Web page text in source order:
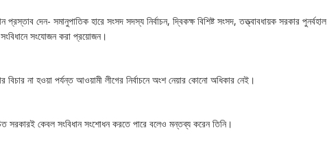
প্রস্তাব দেন- সমানুপাতিক হারে সংসদ সদস্য নির্বাচন, দ্বিকক্ষ বিশিষ্ট সংসদ, তত্ত্বাবধায়ক সরকার পুনর্বহাল
সংযোজন করা প্রয়োজন।
না হওয়া পর্যন্ত আওয়ামী লীগের নির্বাচনে অংশ নেয়ার কোনো অধিকার নেই।
সরকারই কেবল সংবিধান সংশোধন করতে পারে বলেও মন্তব্য করেন তিনি।